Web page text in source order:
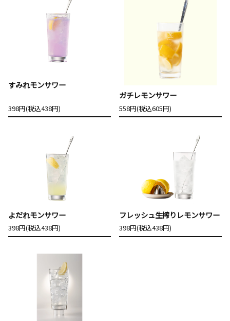
すみれモンサワー
398円(税込438円)
ガチレモンサワー
558円(税込605円)
よだれモンサワー
398円(税込438円)
フレッシュ生搾りレモンサワー
398円(税込438円)